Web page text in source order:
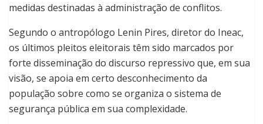
medidas destinadas à administração de conflitos.
Segundo o antropólogo Lenin Pires, diretor do Ineac,
os últimos pleitos eleitorais têm sido marcados por
forte disseminação do discurso repressivo que, em sua
visão, se apoia em certo desconhecimento da
população sobre como se organiza o sistema de
segurança pública em sua complexidade.